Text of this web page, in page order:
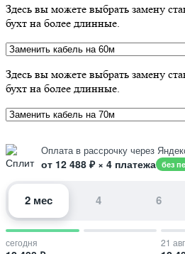
Здесь вы можете выбрать замену
бухт на более длинные.
Здесь вы можете выбрать замену
бухт на более длинные.
Оплата в рассрочку через
от 12 488 ₽ × 4 платежа без
2 мес 4 6
сегодня 21 авг